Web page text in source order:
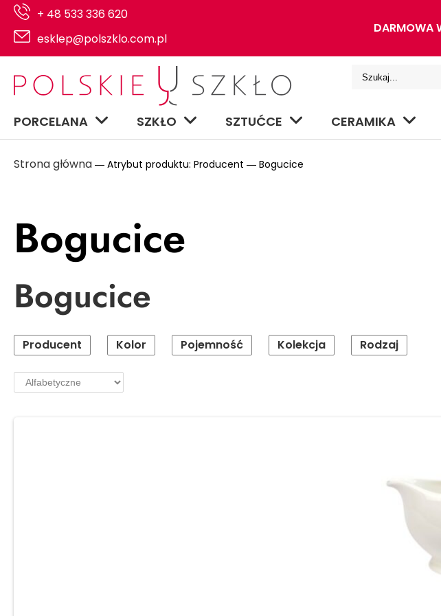
+ 48 533 336 620
esklep@polszklo.com.pl
DARMOWA
PORCELANA SZKŁO SZTUĆCE CERAMIKA
Strona główna ― Atrybut produktu: Producent ― Bogucice
Bogucice
Bogucice
Producent Kolor Pojemność Kolekcja Rodzaj